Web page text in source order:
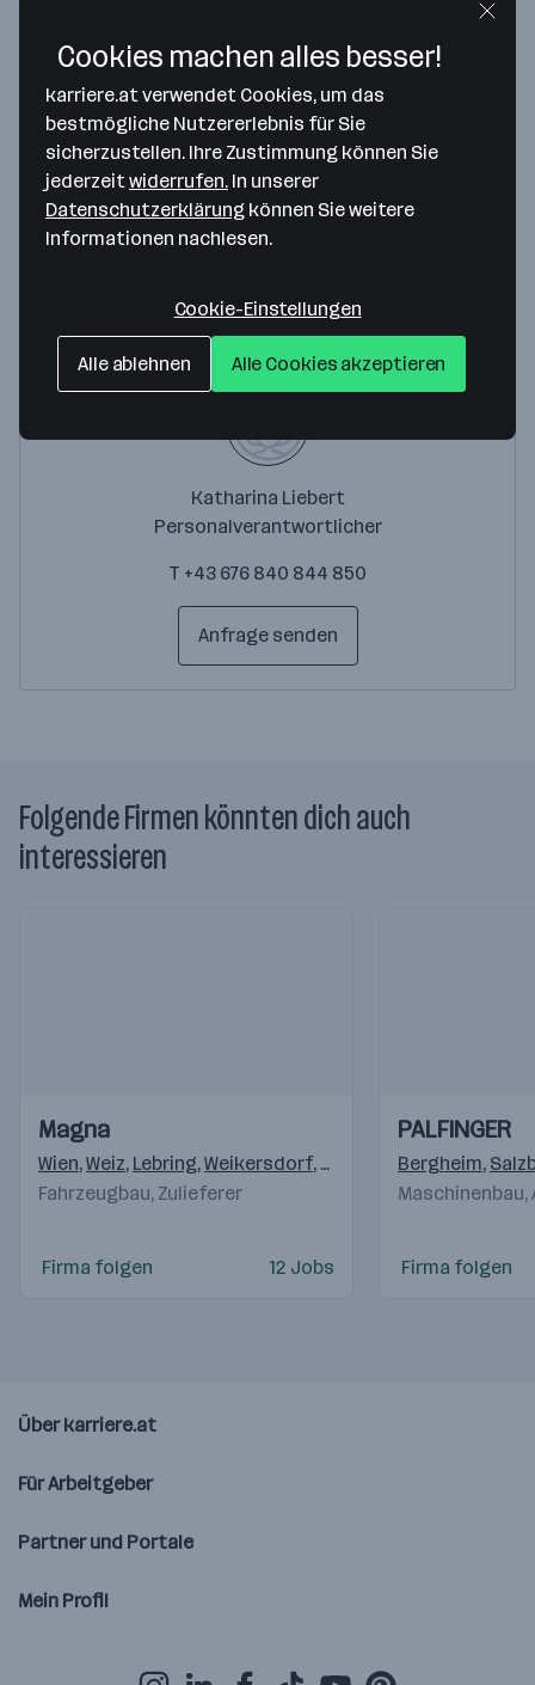
Liebert Elektrotechnik GmbH
Groß-Enzersdorfer Straße 88
1220 Wien— Route berechnen
Website
Ansprechperson
Katharina Liebert
Personalverantwortlicher
T +43 676 840 844 850
Anfrage senden
Folgende Firmen könnten dich auch
interessieren
Videos
Einblicke
Einblicke
Magna
Wien,Weiz, Lebring,Weikersdorf, Krottendorf (Weiz),
Fahrzeugbau, Zulieferer
Firma folgen 12 Jobs
Videos
Einblicke
Einblicke
PALFINGER
Bergheim,
Maschinenbau,
Firma folgen
Über karriere.at
Für Arbeitgeber
Partner und Portale
Mein Profil
Cookies machen alles besser!
karriere.at verwendet Cookies, um das
bestmögliche Nutzererlebnis für Sie
sicherzustellen. Ihre Zustimmung können Sie
jederzeit widerrufen. In unserer
Datenschutzerklärung können Sie weitere
Informationen nachlesen.
Cookie-Einstellungen
Alle ablehnen Alle Cookies akzeptieren